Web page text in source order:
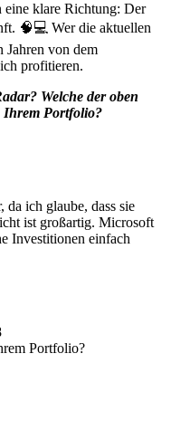
eine klare Richtung: Der
🧠💻 Wer die aktuellen
Jahren von dem
profitieren.
Welche der oben
Ihrem Portfolio?
da ich glaube, dass sie
ist großartig. Microsoft
Investitionen einfach
Portfolio?